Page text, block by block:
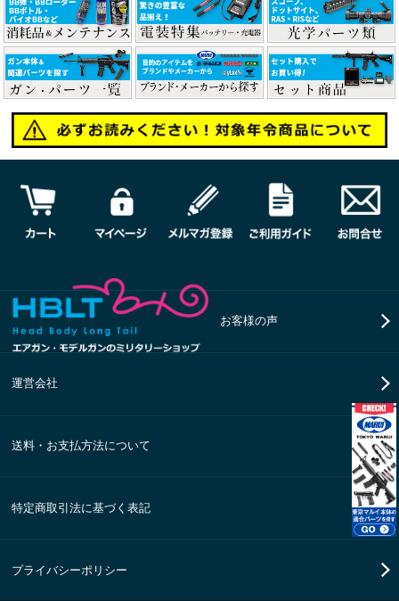
お客様の声
運営会社
送料・お支払方法について
特定商取引法に基づく表記
プライバシーポリシー